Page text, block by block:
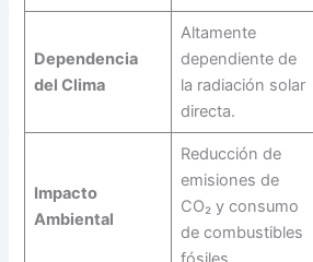
Dependencia
del Clima
Altamente
dependiente de
la radiación solar
directa.
Impacto
Ambiental
Reducción de
emisiones de
CO₂ y consumo
de combustibles